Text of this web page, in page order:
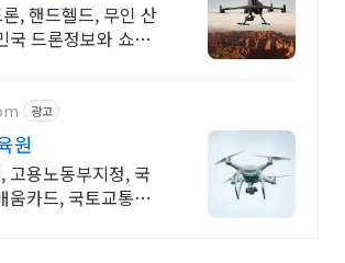
, 핸드헬드, 무인 산
국 드론정보와 쇼핑
광고
원
고용노동부지정, 국
움카드, 국토교통부